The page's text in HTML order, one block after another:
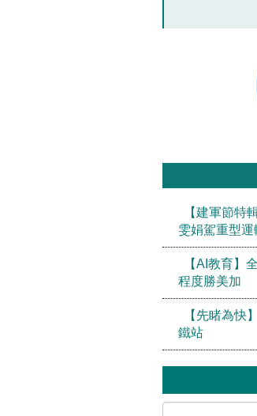
【建軍節特
雯娟駕重型
【AI教育】
程度勝美加
【先睹為快
鐵站